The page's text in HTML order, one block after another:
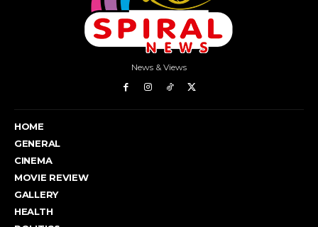
News & Views
HOME
GENERAL
CINEMA
MOVIE REVIEW
GALLERY
HEALTH